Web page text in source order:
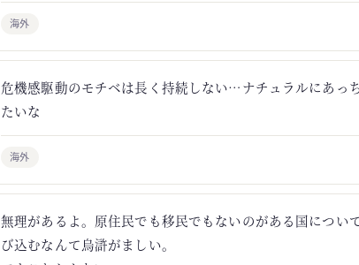
海外
危機感駆動のモチベは長く持続しない…ナチュラルにあっ
たいな
海外
無理があるよ。原住民でも移民でもないのがある国につい
び込むなんて烏滸がましい。